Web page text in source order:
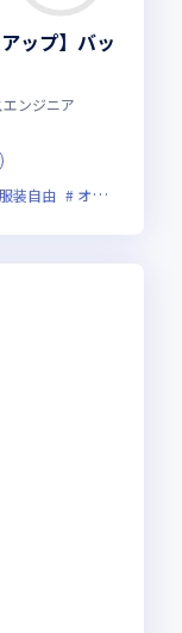
ップ】バッ
ンジニア
服装自由 オンライン選考可